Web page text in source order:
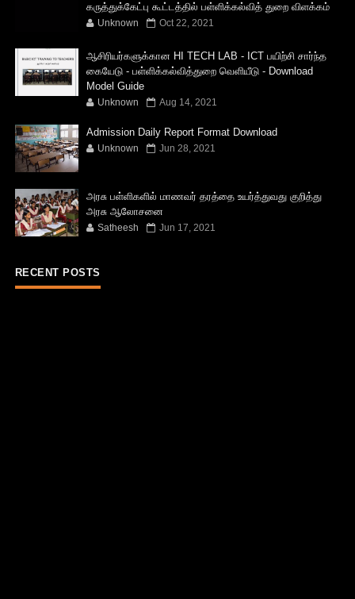
கருத்துக்கேட்பு கூட்டத்தில் பள்ளிக்கல்வித் துறை விளக்கம்
Unknown Oct 22, 2021
ஆசிரியர்களுக்கான HI TECH LAB - ICT பயிற்சி சார்ந்த
கையேடு - பள்ளிக்கல்வித்துறை வெளியீடு - Download
Model Guide
Unknown Aug 14, 2021
Admission Daily Report Format Download
Unknown Jun 28, 2021
அரசு பள்ளிகளில் மாணவர் தரத்தை உயர்த்துவது குறித்து
அரசு ஆலோசனை
Satheesh Jun 17, 2021
RECENT POSTS